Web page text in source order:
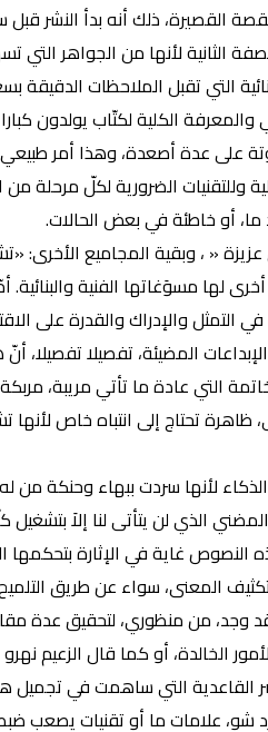
القصيرة، ذلك أنه بدأ النشر
الثانية لأنها من الجواهر
التي تقبل الملاحظات الدقيقة
الكلية لكتّاب يولدون
عدة أصعدة، وهذا أمر طبيعي،
وللتقنيات الضرورية لكلّ
ما، أو خاطئة في بعض الحالات.
« ، وبقية المجاميع الأخرى:
أخرى لها مسوَغاتها الفنية
التمثل والإدراك والقدرة على
المضيئة، تفصيلا
التي عادة ما تأتي مريبة،
تحتاج إلى انتباه خاص
لأنها سردت ببهاء وحنكة من له
الذي لن يتأتى لنا إلاَ
غاية في الإثارة بتحكمها
المعنى، سواء عن طريق
من منظوري، لتحقيق عدة مقاصد
الخالدة، أو كما قال الزعيم
القاعدية التي ساهمت في
شو، علامات ما أو تقنيات